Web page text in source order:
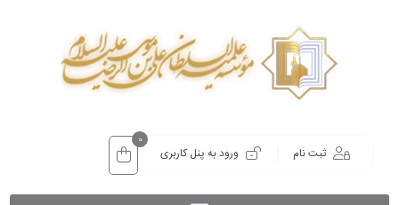
ثبت نام ورود به پنل کاربری
0